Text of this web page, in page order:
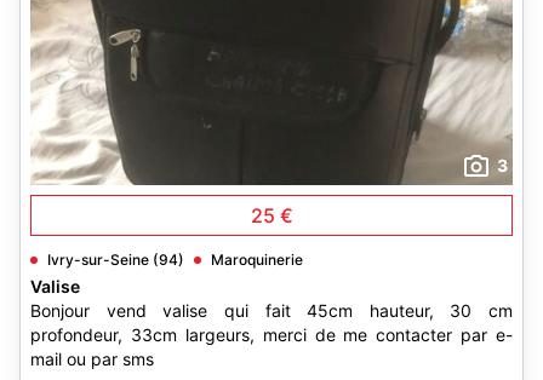
3
25 €
Ivry-sur-Seine (94) Maroquinerie
Valise
Bonjour vend valise qui fait 45cm hauteur, 30 cm
profondeur, 33cm largeurs, merci de me contacter par e-
mail ou par sms